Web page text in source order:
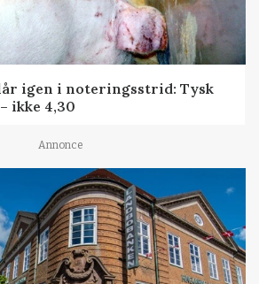
igen i noteringsstrid: Tysk
ikke 4,30
Annonce